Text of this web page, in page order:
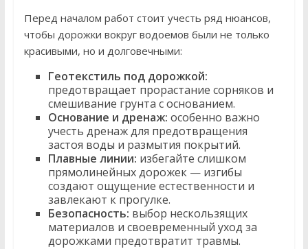
Перед началом работ стоит учесть ряд нюансов,
чтобы дорожки вокруг водоемов были не только
красивыми, но и долговечными:
Геотекстиль под дорожкой:
предотвращает прорастание сорняков и
смешивание грунта с основанием.
Основание и дренаж: особенно важно
учесть дренаж для предотвращения
застоя воды и размытия покрытий.
Плавные линии: избегайте слишком
прямолинейных дорожек — изгибы
создают ощущение естественности и
завлекают к прогулке.
Безопасность: выбор нескользящих
материалов и своевременный уход за
дорожками предотвратит травмы.